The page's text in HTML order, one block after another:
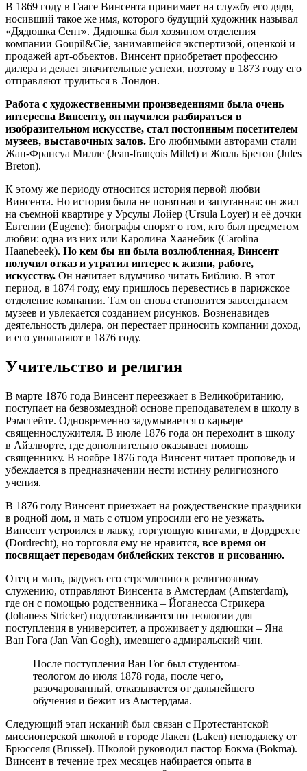
В 1869 году в Гааге Винсента принимает на службу его дядя,
носивший такое же имя, которого будущий художник называл
«Дядюшка Сент». Дядюшка был хозяином отделения
компании Goupil&Cie, занимавшейся экспертизой, оценкой и
продажей арт-объектов. Винсент приобретает профессию
дилера и делает значительные успехи, поэтому в 1873 году его
отправляют трудиться в Лондон.
Работа с художественными произведениями была очень
интересна Винсенту, он научился разбираться в
изобразительном искусстве, стал постоянным посетителем
музеев, выставочных залов. Его любимыми авторами стали
Жан-Франсуа Милле (Jean-françois Millet) и Жюль Бретон (Jules
Breton).
К этому же периоду относится история первой любви
Винсента. Но история была не понятная и запутанная: он жил
на съемной квартире у Урсулы Лойер (Ursula Loyer) и её дочки
Евгении (Eugene); биографы спорят о том, кто был предметом
любви: одна из них или Каролина Хаанебик (Carolina
Haanebeek). Но кем бы ни была возлюбленная, Винсент
получил отказ и утратил интерес к жизни, работе,
искусству. Он начитает вдумчиво читать Библию. В этот
период, в 1874 году, ему пришлось перевестись в парижское
отделение компании. Там он снова становится завсегдатаем
музеев и увлекается созданием рисунков. Возненавидев
деятельность дилера, он перестает приносить компании доход,
и его увольняют в 1876 году.
Учительство и религия
В марте 1876 года Винсент переезжает в Великобританию,
поступает на безвозмездной основе преподавателем в школу в
Рэмсгейте. Одновременно задумывается о карьере
священнослужителя. В июле 1876 года он переходит в школу
в Айзлворте, где дополнительно оказывает помощь
священнику. В ноябре 1876 года Винсент читает проповедь и
убеждается в предназначении нести истину религиозного
учения.
В 1876 году Винсент приезжает на рождественские праздники
в родной дом, и мать с отцом упросили его не уезжать.
Винсент устроился в лавку, торгующую книгами, в Дордрехте
(Dordrecht), но торговля ему не нравится, все время он
посвящает переводам библейских текстов и рисованию.
Отец и мать, радуясь его стремлению к религиозному
служению, отправляют Винсента в Амстердам (Amsterdam),
где он с помощью родственника – Йоганесса Стрикера
(Johaness Stricker) подготавливается по теологии для
поступления в университет, а проживает у дядюшки – Яна
Ван Гога (Jan Van Gogh), имевшего адмиральский чин.
После поступления Ван Гог был студентом-
теологом до июля 1878 года, после чего,
разочарованный, отказывается от дальнейшего
обучения и бежит из Амстердама.
Следующий этап исканий был связан с Протестантской
миссионерской школой в городе Лакен (Laken) неподалеку от
Брюсселя (Brussel). Школой руководил пастор Бокма (Bokma).
Винсент в течение трех месяцев набирается опыта в